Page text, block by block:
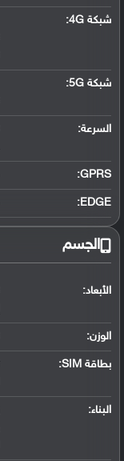
شبكة 4G :
شبكة 5G :
السرعة:
GPRS:
EDGE:
الجسم
الأبعاد:
الوزن:
بطاقة SIM:
البناء: